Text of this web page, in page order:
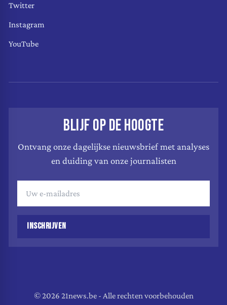
Twitter
Instagram
YouTube
BLIJF OP DE HOOGTE
Ontvang onze dagelijkse nieuwsbrief met analyses
en duiding van onze journalisten
INSCHRIJVEN
© 2026 21news.be - Alle rechten voorbehouden